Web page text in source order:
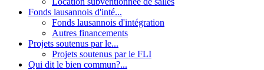
Fonds lausannois d'inté...
Fonds lausannois d'intégration
Autres financements
Projets soutenus par le...
Projets soutenus par le FLI
Qui dit le bien commun?...